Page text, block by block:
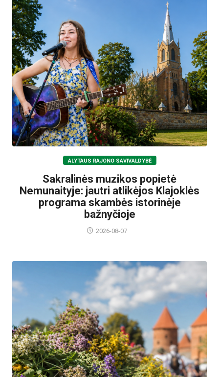
ALYTAUS RAJONO SAVIVALDYBĖ
Sakralinės muzikos popietė
Nemunaityje: jautri atlikėjos Klajoklės
programa skambės istorinėje
bažnyčioje
2026-08-07